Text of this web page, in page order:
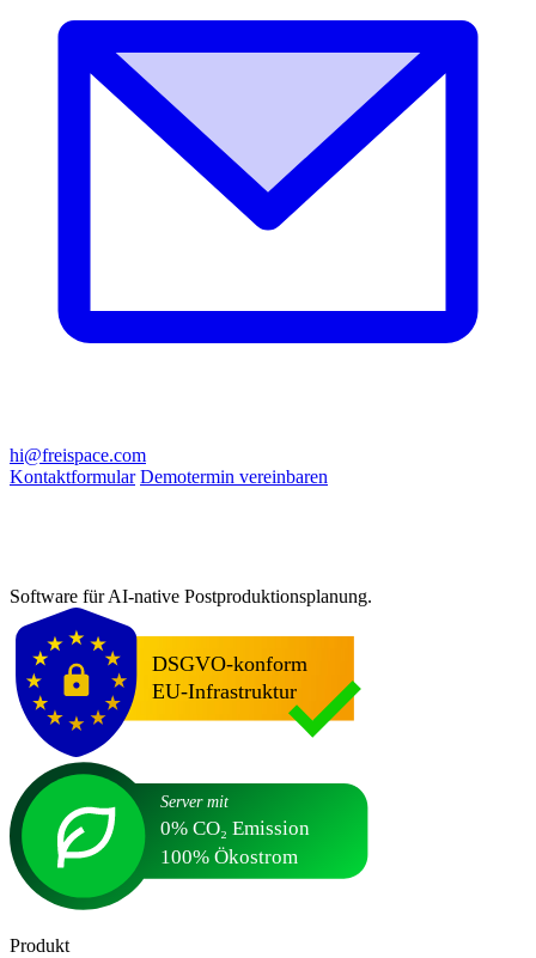
hi@freispace.com
Kontaktformular Demotermin vereinbaren
Software für AI-native Postproduktionsplanung.
Produkt